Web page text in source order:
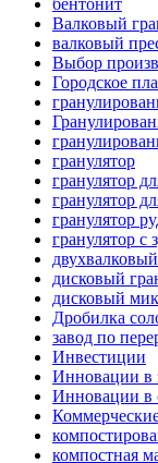
бентонит
Валковый
валковый
Выбор
Городское
гранулятор
гранулятор
гранулятор
гранулятор
гранулятор с
дисковый
дисковый
Дробилка
завод по
Инвестиции
Инновации в
Инновации в
компостная